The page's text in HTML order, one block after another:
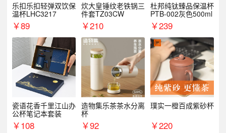
乐扣乐扣轻弹双饮保
温杯LHC3217
￥89
炊大皇锤纹老铁锅三
件套TZ03CW
￥210
杜邦纯钛臻品保温杯
PTB-002灰色500ml
￥239
瓷语花香千里江山办
公杯笔记本套装
￥108
造物集乐茶茶水分离
杯
￥92
璞实一橙百成紫砂杯
￥220